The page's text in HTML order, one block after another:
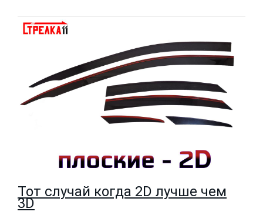
Тот случай когда 2D лучше чем
3D